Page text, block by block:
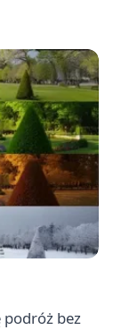
podróż bez